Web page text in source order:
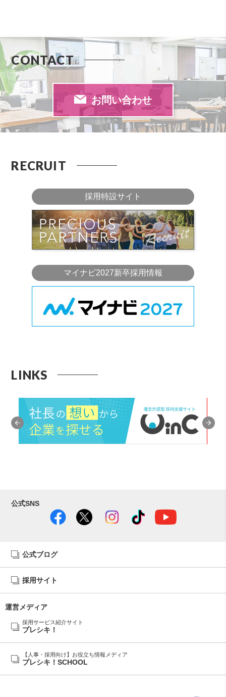
CONTACT
お問い合わせ
RECRUIT
採用特設サイト
マイナビ2027新卒採用情報
LINKS
公式SNS
公式ブログ
採用サイト
運営メディア
採用サービス紹介サイト
プレシキ！
【人事・採用向け】お役立ち情報メディア
プレシキ！SCHOOL